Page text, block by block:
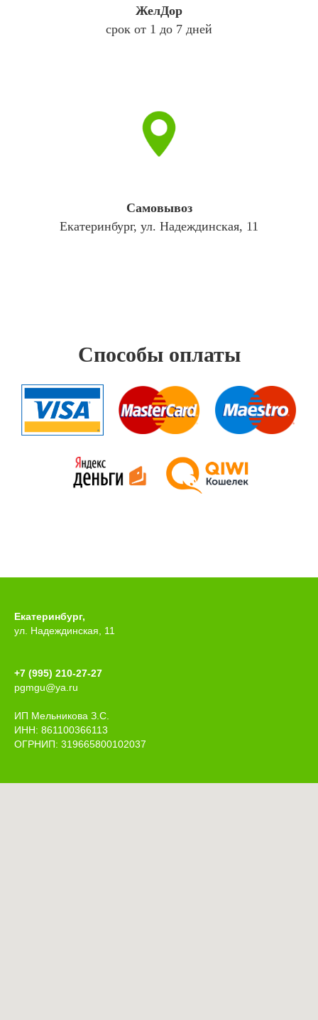
ЖелДор
срок от 1 до 7 дней
Самовывоз
Екатеринбург, ул. Надеждинская, 11
Способы оплаты
Екатеринбург,
ул. Надеждинская, 11
+7 (995) 210-27-27
pgmgu@ya.ru
ИП Мельникова З.С.
ИНН: 861100366113
ОГРНИП: 319665800102037